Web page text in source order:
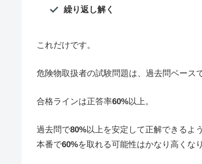
繰り返し解く
これだけです。
危険物取扱者の試験問題は、過去問ベース
合格ラインは正答率60%以上。
過去問で80%以上を安定して正解できるよ
本番で60%を取れる可能性はかなり高くな